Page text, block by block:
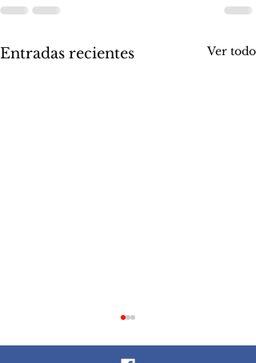
Entradas recientes Ver todo